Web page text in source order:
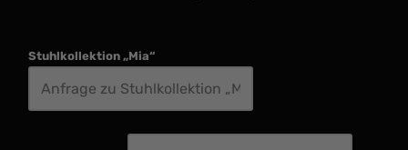
Stuhlkollektion „Mia“